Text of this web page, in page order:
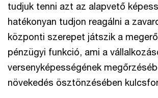
tudjuk tenni azt az alapvető
hatékonyan tudjon reagálni a
központi szerepet játszik a
pénzügyi funkció, ami a
versenyképességének
növekedés ösztönzésében